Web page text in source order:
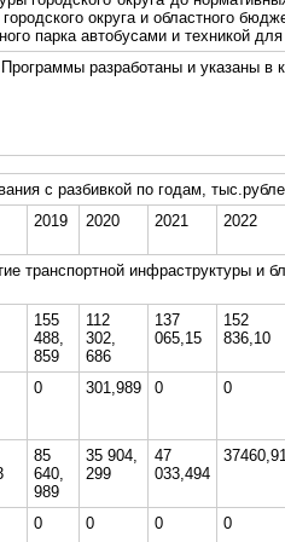
округа и областного
парка автобусами и техникой
Программы разработаны и указаны
с разбивкой по годам,
2019 2020 2021 2022
транспортной инфраструктуры и
155
488,
859
112
302,
686
137
065,15
152
836,10
0 301,989 0 0
85
640,
989
35 904,
299
47
033,494
0 0 0 0